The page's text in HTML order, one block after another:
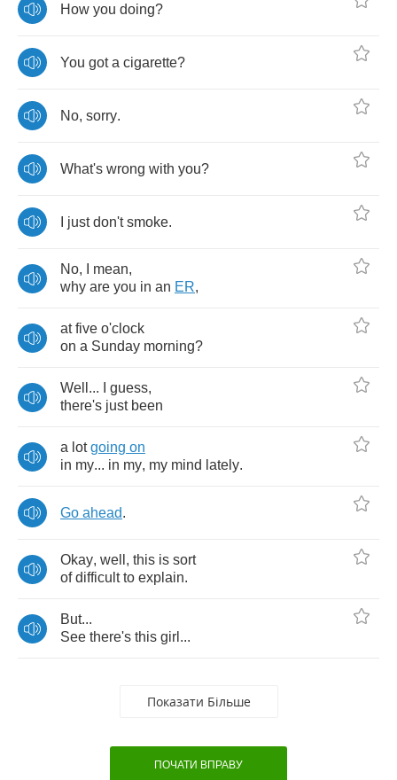
How you doing?
You got a cigarette?
No, sorry.
What's wrong with you?
just don't smoke.
No, mean,
why are you in an ER,
at five o'clock
on a Sunday morning?
Well ... guess,
there's just been
a lot going on
in my... in my, my mind lately.
Go ahead.
Okay, well , this is sort
of difficult to explain.
But...
See there's this girl ...
Показати Більше
ПОЧАТИ ВПРАВУ